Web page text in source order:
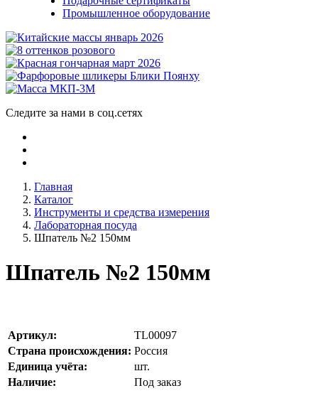
Промышленное оборудование
Следите за нами в соц.сетях
Главная
Каталог
Инструменты и средства измерения
Лабораторная посуда
Шпатель №2 150мм
Шпатель №2 150мм
Артикул:
TL00097
Страна происхождения: Россия
Единица учёта:
шт.
Наличие:
Под заказ